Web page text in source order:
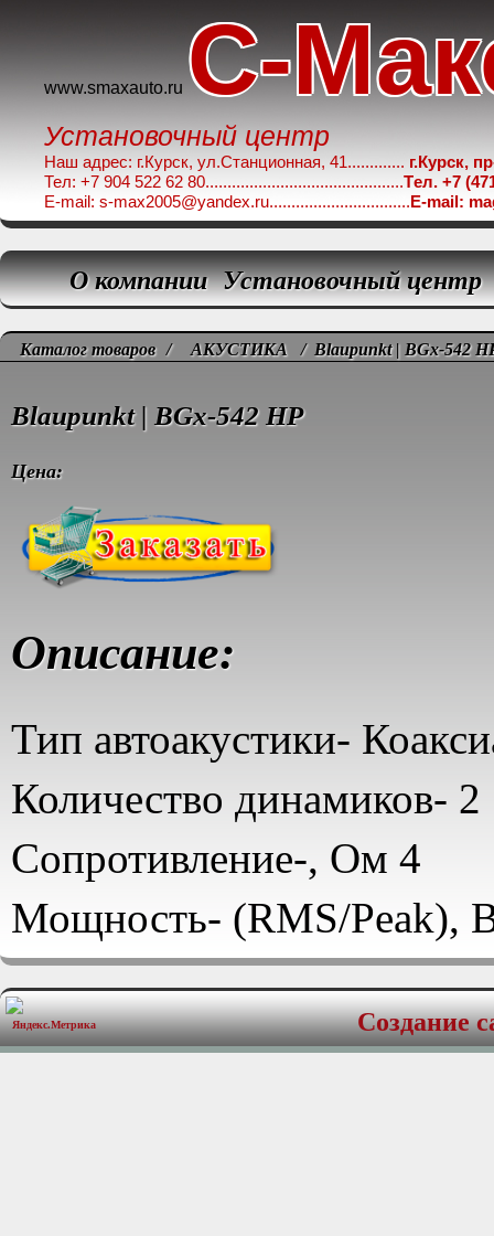
www.smaxauto.ru C-
Установочный центр
Наш адрес: г.Курск, ул.Станционная, 41............. г.Курск,
Тел: +7 904 522 62 80.............................................Tел. +7
E-mail: s-max2005@yandex.ru................................E-mail:
О компании Установочный центр
Каталог товаров / АКУСТИКА / Blaupunkt | BGx-542
Blaupunkt | BGx-542 HP
Цена:
Описание:
Тип автоакустики-
Количество динамиков- 2
Сопротивление-, Ом 4
Мощность- (RMS/Peak),
Страна производитель-
Размер НЧ динамика,- мм
Создание